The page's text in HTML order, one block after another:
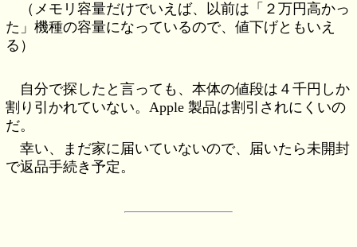
（メモリ容量だけでいえば、以前は「２万円高かっ
た」機種の容量になっているので、値下げともいえ
る）
自分で探したと言っても、本体の値段は４千円しか
割り引かれていない。Apple 製品は割引されにくいの
だ。
幸い、まだ家に届いていないので、届いたら未開封
で返品手続き予定。